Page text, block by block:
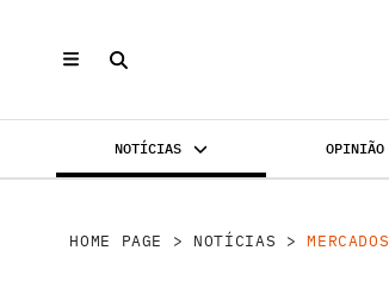
NOTÍCIAS OPINIÃO
HOME PAGE > NOTÍCIAS >MERCADOS